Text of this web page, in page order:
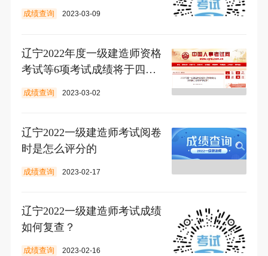
么？
成绩查询 2023-03-09
辽宁2022年度一级建造师资格
考试等6项考试成绩将于四月
中旬发布
成绩查询 2023-03-02
辽宁2022一级建造师考试阅卷
时是怎么评分的
成绩查询 2023-02-17
辽宁2022一级建造师考试成绩
如何复查？
成绩查询 2023-02-16